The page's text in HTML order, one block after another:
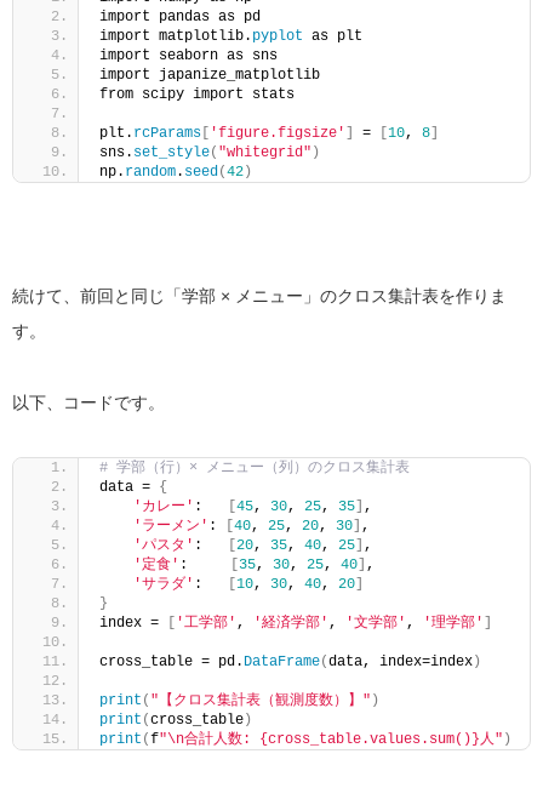
import pandas as pd
import matplotlib. pyplot as plt
import seaborn as sns
import japanize_matplotlib
from scipy import stats
plt. rcParams [ 'figure.figsize' ] = [10, 8]
sns. set_style( "whitegrid" )
np. random. seed (42)
続けて、前回と同じ「学部 × メニュー」のクロス集計表を作りま
す。
以下、コードです。
# 学部（行）× メニュー（列）のクロス集計表
data = {
'カレー' : [45, 30, 25, 35] ,
'ラーメン' : [40, 25, 20, 30] ,
'パスタ' : [20, 35, 40, 25] ,
'定食' : [35, 30, 25, 40] ,
'サラダ' : [10, 30, 40, 20]
}
index =
[ '工学部' , '経済学部' , '文学部' , '理学部' ]
cross_table = pd. DataFrame(data, index=index)
print ( "【クロス集計表（観測度数）】" )
print (cross_table)
print (f"\n合計人数: {cross_table.values.sum()}人" )